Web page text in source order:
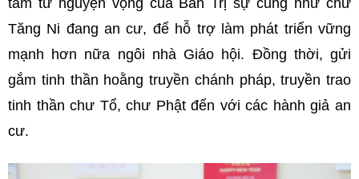
Tăng Ni đang an cư, để hỗ trợ làm phát triển vững
mạnh hơn nữa ngôi nhà Giáo hội. Đồng thời, gửi
gắm tinh thần hoằng truyền chánh pháp, truyền trao
tinh thần chư Tổ, chư Phật đến với các hành giả an
cư.